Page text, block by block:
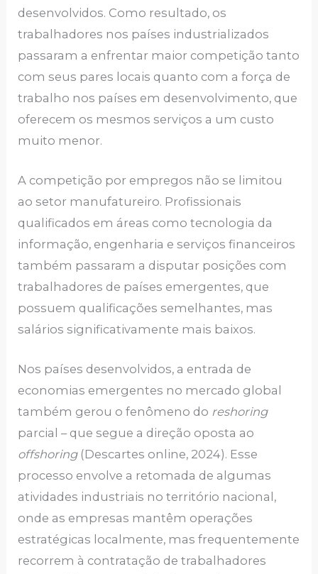
desenvolvidos. Como resultado, os
trabalhadores nos países industrializados
passaram a enfrentar maior competição tanto
com seus pares locais quanto com a força de
trabalho nos países em desenvolvimento, que
oferecem os mesmos serviços a um custo
muito menor.
A competição por empregos não se limitou
ao setor manufatureiro. Profissionais
qualificados em áreas como tecnologia da
informação, engenharia e serviços financeiros
também passaram a disputar posições com
trabalhadores de países emergentes, que
possuem qualificações semelhantes, mas
salários significativamente mais baixos.
Nos países desenvolvidos, a entrada de
economias emergentes no mercado global
também gerou o fenômeno do reshoring
parcial – que segue a direção oposta ao
offshoring (Descartes online, 2024). Esse
processo envolve a retomada de algumas
atividades industriais no território nacional,
onde as empresas mantêm operações
estratégicas localmente, mas frequentemente
recorrem à contratação de trabalhadores